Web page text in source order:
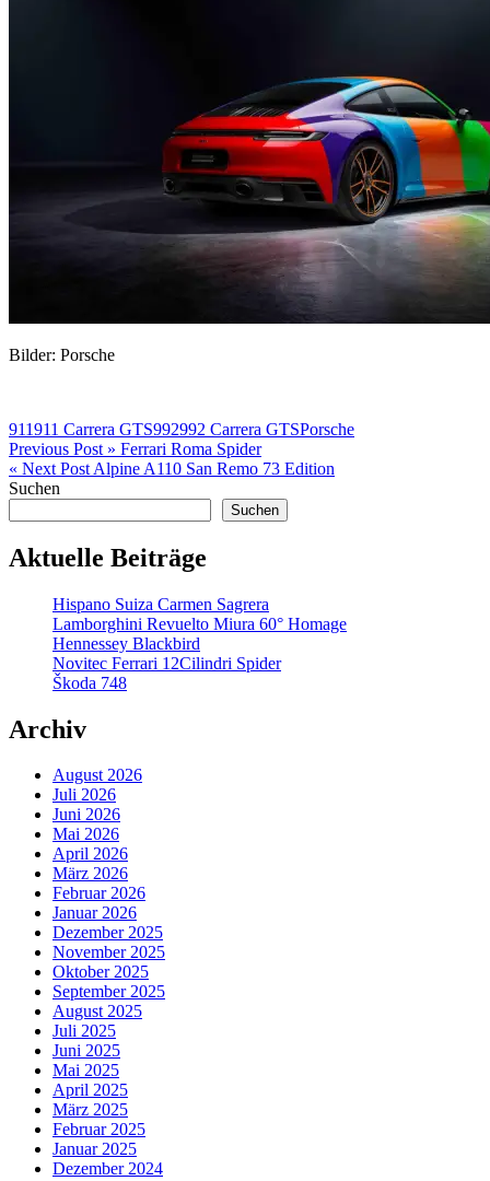
Bilder: Porsche
911911 Carrera GTS992992 Carrera GTSPorsche
Beitragsnavigation
Previous Post » Ferrari Roma Spider
« Next Post Alpine A110 San Remo 73 Edition
Suchen
Suchen
Aktuelle Beiträge
Hispano Suiza Carmen Sagrera
Lamborghini Revuelto Miura 60° Homage
Hennessey Blackbird
Novitec Ferrari 12Cilindri Spider
Škoda 748
Archiv
August 2026
Juli 2026
Juni 2026
Mai 2026
April 2026
März 2026
Februar 2026
Januar 2026
Dezember 2025
November 2025
Oktober 2025
September 2025
August 2025
Juli 2025
Juni 2025
Mai 2025
April 2025
März 2025
Februar 2025
Januar 2025
Dezember 2024